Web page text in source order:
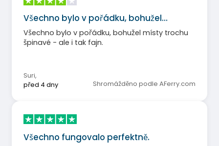
Všechno bylo v pořádku, bohužel…
Všechno bylo v pořádku, bohužel místy trochu
špinavé - ale i tak fajn.
Suri,
před 4 dny
Shromážděno podle AFerry.com
Všechno fungovalo perfektně.